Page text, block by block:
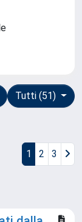
Tutti (51)
1 2 3